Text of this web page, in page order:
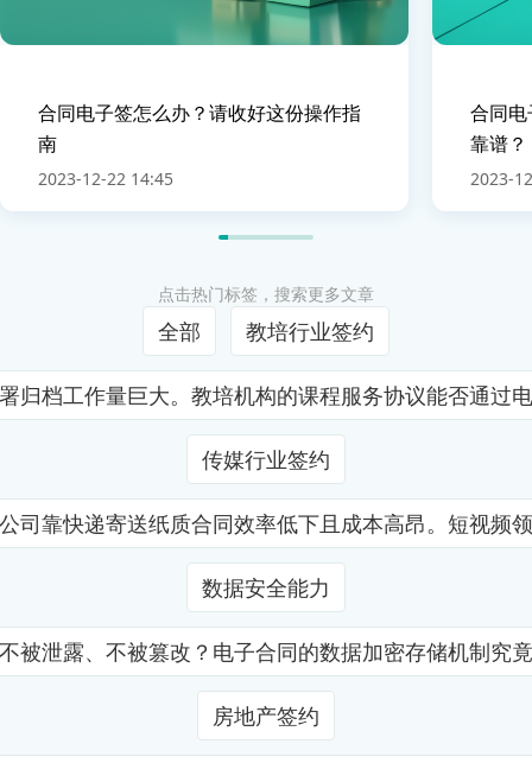
合同电子签怎么办？请收好这份操作指
南
2023-12-22 14:45
合同
靠谱？
2023-
点击热门标签，搜索更多文章
全部 教培行业签约
归档工作量巨大。教培机构的课程服务协议能否通过
传媒行业签约
司靠快递寄送纸质合同效率低下且成本高昂。短视频
数据安全能力
被泄露、不被篡改？电子合同的数据加密存储机制究
房地产签约